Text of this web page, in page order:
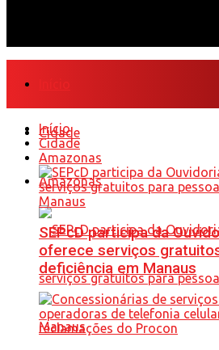
Cidade
Amazonas
Início
Cidade
Amazonas
SEPcD participa da
oferece serviços
deficiência em Manaus